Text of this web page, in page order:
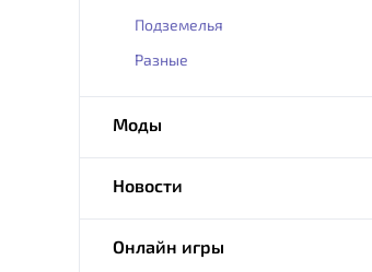
Подземелья
Разные
Моды
Новости
Онлайн игры